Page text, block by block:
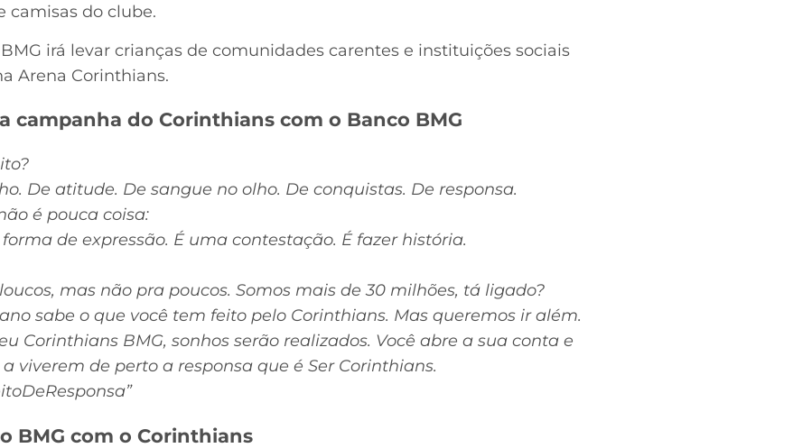
camisas do clube.
irá levar crianças de comunidades carentes e instituições sociais
Arena Corinthians.
campanha do Corinthians com o Banco BMG
De atitude. De sangue no olho. De conquistas. De responsa.
é pouca coisa:
de expressão. É uma contestação. É fazer história.
mas não pra poucos. Somos mais de 30 milhões, tá ligado?
sabe o que você tem feito pelo Corinthians. Mas queremos ir além.
Corinthians BMG, sonhos serão realizados. Você abre a sua conta e
viverem de perto a responsa que é Ser Corinthians.
BMG com o Corinthians